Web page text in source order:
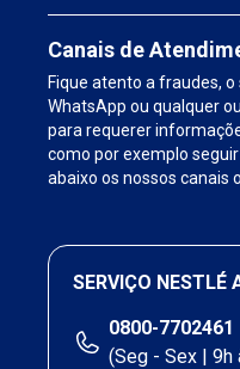
Canais de
Fique atento a fraudes,
WhatsApp ou qualquer
para requerer
como por exemplo
abaixo os nossos canais
SERVIÇO NESTLÉ
0800-7702461
(Seg - Sex | 9h